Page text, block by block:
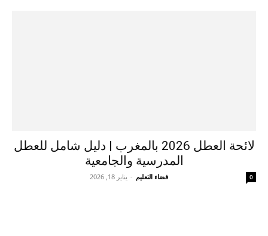
لائحة العطل 2026 بالمغرب | دليل شامل للعطل
المدرسية والجامعية
فضاء التعليم - يناير 18, 2026 0